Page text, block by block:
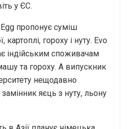
у ЄС.
пропонує суміш
картоплі, гороху і нуту. Evo
індійським споживачам
та гороху. А випускник
нещодавно
яєць з нуту, льону